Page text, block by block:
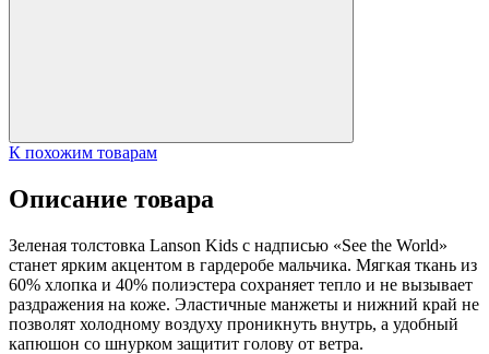
К похожим товарам
Описание товара
Зеленая толстовка Lanson Kids с надписью «See the World»
станет ярким акцентом в гардеробе мальчика. Мягкая ткань из
60% хлопка и 40% полиэстера сохраняет тепло и не вызывает
раздражения на коже. Эластичные манжеты и нижний край не
позволят холодному воздуху проникнуть внутрь, а удобный
капюшон со шнурком защитит голову от ветра.